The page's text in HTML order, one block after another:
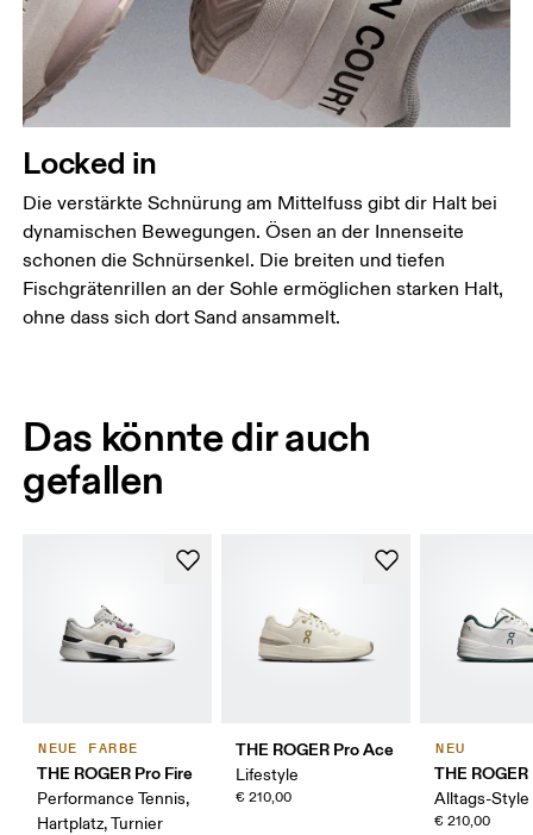
Locked in
Die verstärkte Schnürung am Mittelfuss gibt dir Halt bei
dynamischen Bewegungen. Ösen an der Innenseite
schonen die Schnürsenkel. Die breiten und tiefen
Fischgrätenrillen an der Sohle ermöglichen starken Halt,
ohne dass sich dort Sand ansammelt.
Das könnte dir auch
gefallen
NEUE FARBE
THE ROGER Pro Fire
Performance Tennis,
Hartplatz, Turnier
THE ROGER Pro Ace
Lifestyle
€ 210,00
NEU
THE
Alltags-Style
€ 210,00